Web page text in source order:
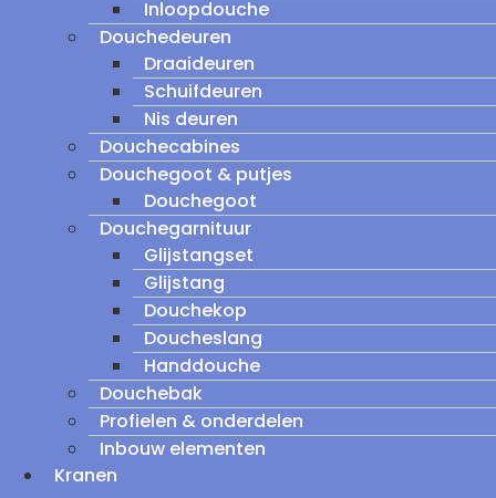
Inloopdouche
Douchedeuren
Draaideuren
Schuifdeuren
Nis deuren
Douchecabines
Douchegoot & putjes
Douchegoot
Douchegarnituur
Glijstangset
Glijstang
Douchekop
Doucheslang
Handdouche
Douchebak
Profielen & onderdelen
Inbouw elementen
Kranen